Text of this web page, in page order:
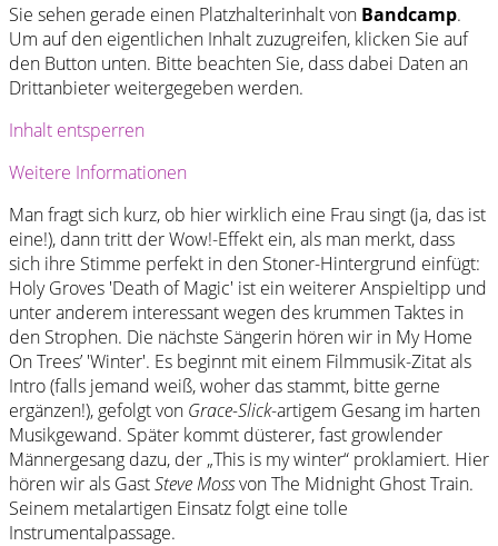
Sie sehen gerade einen Platzhalterinhalt von Bandcamp.
Um auf den eigentlichen Inhalt zuzugreifen, klicken Sie auf
den Button unten. Bitte beachten Sie, dass dabei Daten an
Drittanbieter weitergegeben werden.
Inhalt entsperren
Weitere Informationen
Man fragt sich kurz, ob hier wirklich eine Frau singt (ja, das ist
eine!), dann tritt der Wow!-Effekt ein, als man merkt, dass
sich ihre Stimme perfekt in den Stoner-Hintergrund einfügt:
Holy Groves 'Death of Magic' ist ein weiterer Anspieltipp und
unter anderem interessant wegen des krummen Taktes in
den Strophen. Die nächste Sängerin hören wir in My Home
On Trees’ 'Winter'. Es beginnt mit einem Filmmusik-Zitat als
Intro (falls jemand weiß, woher das stammt, bitte gerne
ergänzen!), gefolgt von Grace-Slick-artigem Gesang im harten
Musikgewand. Später kommt düsterer, fast growlender
Männergesang dazu, der „This is my winter“ proklamiert. Hier
hören wir als GastSteve Mossvon The Midnight Ghost Train.
Seinem metalartigen Einsatz folgt eine tolle
Instrumentalpassage.